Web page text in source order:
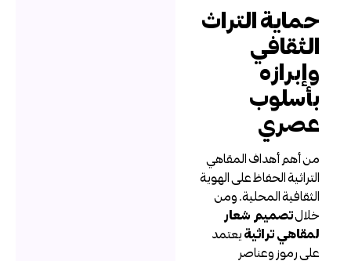
حماية التراث
الثقافي
وإبرازه
بأسلوب
عصري
من أهم أهداف المقاهي
التراثية الحفاظ على الهوية
الثقافية المحلية. ومن
تصميم شعار
لمقاهي تراثية يعتمد
على رموز وعناصر